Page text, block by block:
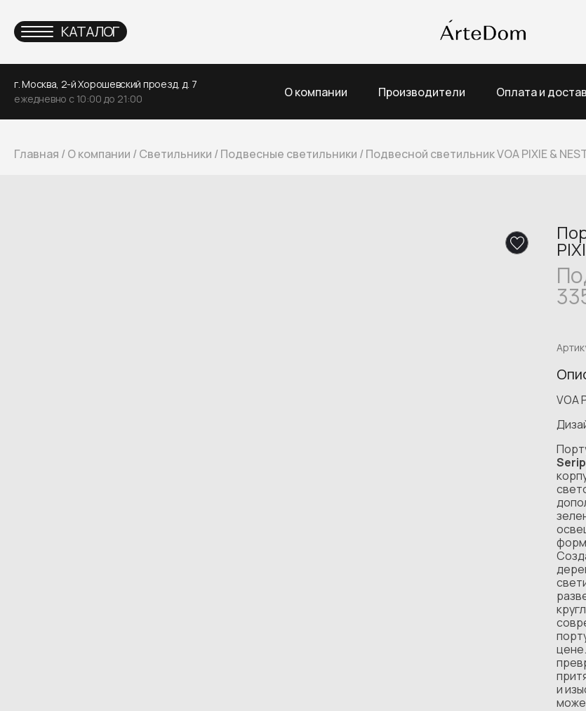
КАТАЛОГ
г. Москва, 2-й Хорошевский проезд, д. 7
ежедневно с 10:00 до 21:00
О компании Производители Оплата и
Главная /О компании /Светильники /Подвесные светильники /Подвесной светильник VOA PIXIE &
VOA
Serip
и